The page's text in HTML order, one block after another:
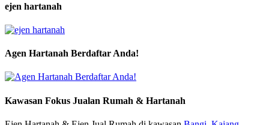
ejen hartanah
Agen Hartanah Berdaftar Anda!
Kawasan Fokus Jualan Rumah & Hartanah